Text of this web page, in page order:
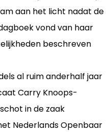
aan het licht nadat de
vond van haar
beschreven
al ruim anderhalf jaar
Carry Knoops-
in de zaak
Nederlands Openbaar